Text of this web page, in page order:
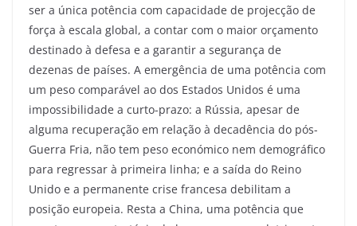
ser a única potência com capacidade de projecção de
força à escala global, a contar com o maior orçamento
destinado à defesa e a garantir a segurança de
dezenas de países. A emergência de uma potência com
um peso comparável ao dos Estados Unidos é uma
impossibilidade a curto-prazo: a Rússia, apesar de
alguma recuperação em relação à decadência do pós-
Guerra Fria, não tem peso económico nem demográfico
para regressar à primeira linha; e a saída do Reino
Unido e a permanente crise francesa debilitam a
posição europeia. Resta a China, uma potência que